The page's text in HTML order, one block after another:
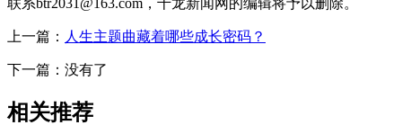
上一篇： 人生主题曲藏着哪些成长密码？
下一篇：没有了
相关推荐